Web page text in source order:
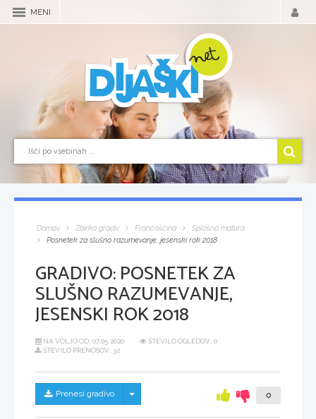
MENI
Domov Zbirka gradiv Francoščina
Splošna matura
Posnetek za slušno razumevanje, jesenski rok 2018
GRADIVO:POSNETEK ZA
SLUŠNO RAZUMEVANJE,
JESENSKI ROK 2018
NA VOLJO OD: 07.05.2020
ŠTEVILO OGLEDOV: 0
ŠTEVILO PRENOSOV: 32
Prenesi gradivo Skrij/prikaži meni 0